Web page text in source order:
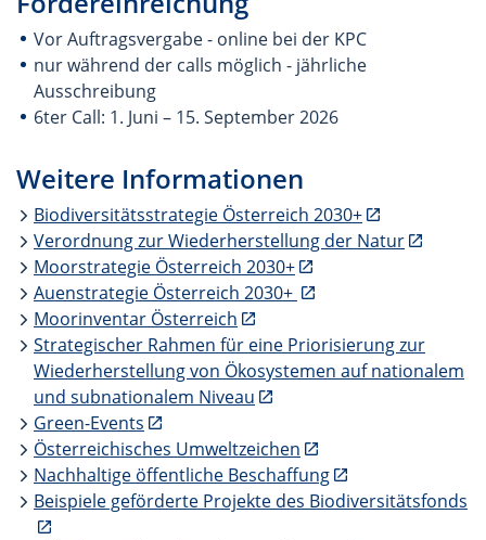
Vor Auftragsvergabe - online bei der KPC
nur während der calls möglich - jährliche
Ausschreibung
6ter Call: 1. Juni – 15. September 2026
Weitere Informationen
Biodiversitätsstrategie Österreich 2030+
Verordnung zur Wiederherstellung der Natur
Moorstrategie Österreich 2030+
Auenstrategie Österreich 2030+
Moorinventar Österreich
Strategischer Rahmen für eine Priorisierung zur
Wiederherstellung von Ökosystemen auf nationalem
und subnationalem Niveau
Green-Events
Österreichisches Umweltzeichen
Nachhaltige öffentliche Beschaffung
Beispiele geförderte Projekte des Biodiversitätsfonds